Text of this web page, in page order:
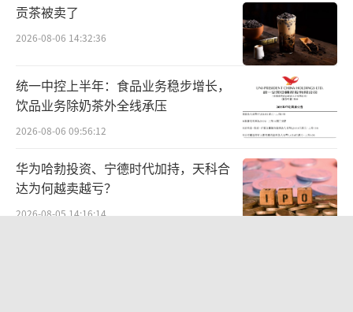
贡茶被卖了
2026-08-06 14:32:36
统一中控上半年：食品业务稳步增长，
饮品业务除奶茶外全线承压
2026-08-06 09:56:12
华为哈勃投资、宁德时代加持，天科合
达为何越卖越亏？
2026-08-05 14:16:14